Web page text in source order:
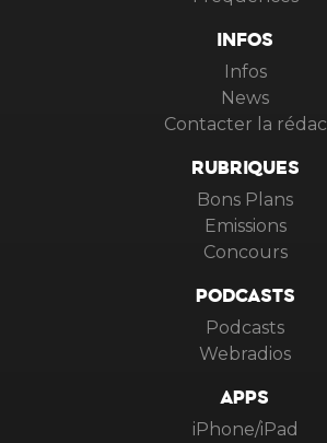
INFOS
Infos
News
Contacter la rédac
RUBRIQUES
Bons Plans
Emissions
Concours
PODCASTS
Podcasts
Webradios
APPS
iPhone/iPad